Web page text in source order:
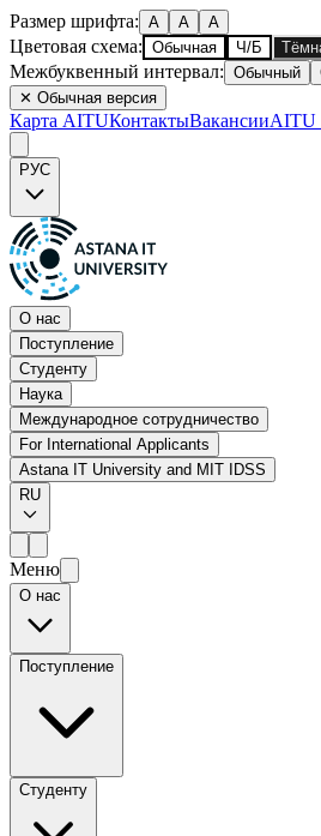
Размер шрифта: A A A
Цветовая схема: Обычная Ч/Б
Межбуквенный интервал: Обычный
✕ Обычная версия
Карта AITUКонтактыВакансииAITU
РУС
О нас
Поступление
Студенту
Наука
Международное сотрудничество
For International Applicants
Astana IT University and MIT IDSS
RU
Меню
О нас
Поступление
Студенту